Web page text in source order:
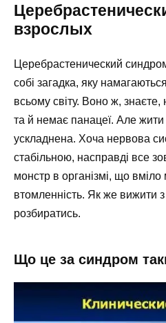
взрослых
Церебрастенический
собі загадка, яку
всьому світу. Воно ж, знаєте,
та й немає панацеї. Але
ускладнена. Хоча нервова
стабільною, насправді все
монстр в організмі, що вміло
втомленність. Як же вижити
розбиратись.
Що це за синдром